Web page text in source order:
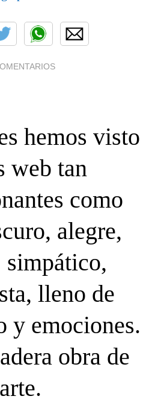
hemos visto
web tan
como
alegre,
lleno de
y emociones.
obra de
arte.